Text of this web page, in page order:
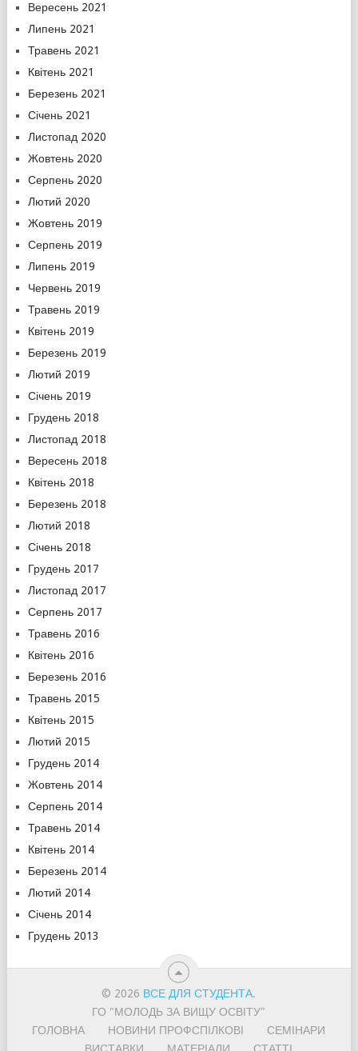
Вересень 2021
Липень 2021
Травень 2021
Квітень 2021
Березень 2021
Січень 2021
Листопад 2020
Жовтень 2020
Серпень 2020
Лютий 2020
Жовтень 2019
Серпень 2019
Липень 2019
Червень 2019
Травень 2019
Квітень 2019
Березень 2019
Лютий 2019
Січень 2019
Грудень 2018
Листопад 2018
Вересень 2018
Квітень 2018
Березень 2018
Лютий 2018
Січень 2018
Грудень 2017
Листопад 2017
Серпень 2017
Травень 2016
Квітень 2016
Березень 2016
Травень 2015
Квітень 2015
Лютий 2015
Грудень 2014
Жовтень 2014
Серпень 2014
Травень 2014
Квітень 2014
Березень 2014
Лютий 2014
Січень 2014
Грудень 2013
© 2026 ВСЕ ДЛЯ СТУДЕНТА.
ГО "МОЛОДЬ ЗА ВИЩУ ОСВІТУ"
ГОЛОВНА
НОВИНИ ПРОФСПІЛКОВІ
СЕМІНАРИ